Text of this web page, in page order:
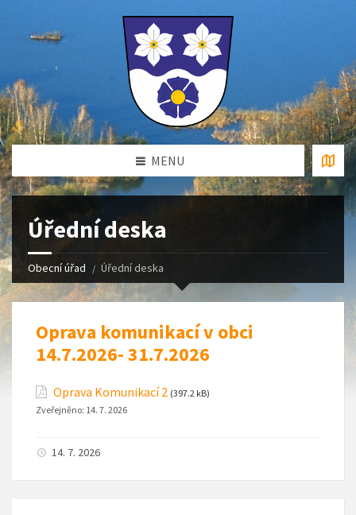
MENU
Úřední deska
Obecní úřad Úřední deska
Oprava komunikací v obci
14.7.2026- 31.7.2026
Oprava Komunikací 2 (397.2 kB)
Zveřejněno: 14. 7. 2026
14. 7. 2026